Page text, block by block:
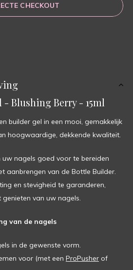
CHECKOUT
Blushing Berry - 15ml
builder gel in een mooi, gemakkelijk
hoogwaardige, dekkende kwaliteit.
nagels goed voor te bereiden
aanbrengen van de Bottle Builder.
en stevigheid te garanderen,
van uw nagels.
van de nagels
in de gewenste vorm.
voor (met een ProPusher of